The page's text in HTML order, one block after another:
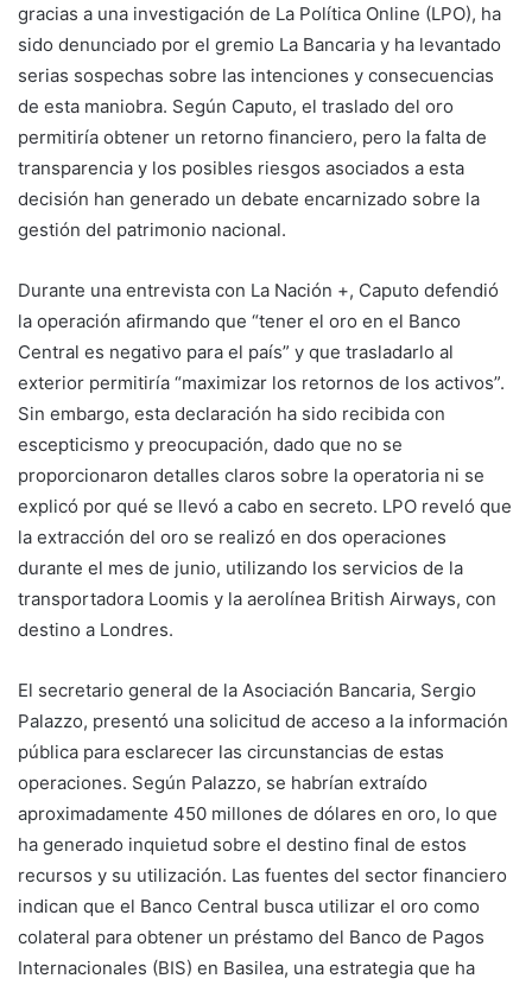
gracias a una investigación de La Política Online (LPO), ha
sido denunciado por el gremio La Bancaria y ha levantado
serias sospechas sobre las intenciones y consecuencias
de esta maniobra. Según Caputo, el traslado del oro
permitiría obtener un retorno financiero, pero la falta de
transparencia y los posibles riesgos asociados a esta
decisión han generado un debate encarnizado sobre la
gestión del patrimonio nacional.
Durante una entrevista con La Nación +, Caputo defendió
la operación afirmando que “tener el oro en el Banco
Central es negativo para el país” y que trasladarlo al
exterior permitiría “maximizar los retornos de los activos”.
Sin embargo, esta declaración ha sido recibida con
escepticismo y preocupación, dado que no se
proporcionaron detalles claros sobre la operatoria ni se
explicó por qué se llevó a cabo en secreto. LPO reveló que
la extracción del oro se realizó en dos operaciones
durante el mes de junio, utilizando los servicios de la
transportadora Loomis y la aerolínea British Airways, con
destino a Londres.
El secretario general de la Asociación Bancaria, Sergio
Palazzo, presentó una solicitud de acceso a la información
pública para esclarecer las circunstancias de estas
operaciones. Según Palazzo, se habrían extraído
aproximadamente 450 millones de dólares en oro, lo que
ha generado inquietud sobre el destino final de estos
recursos y su utilización. Las fuentes del sector financiero
indican que el Banco Central busca utilizar el oro como
colateral para obtener un préstamo del Banco de Pagos
Internacionales (BIS) en Basilea, una estrategia que ha